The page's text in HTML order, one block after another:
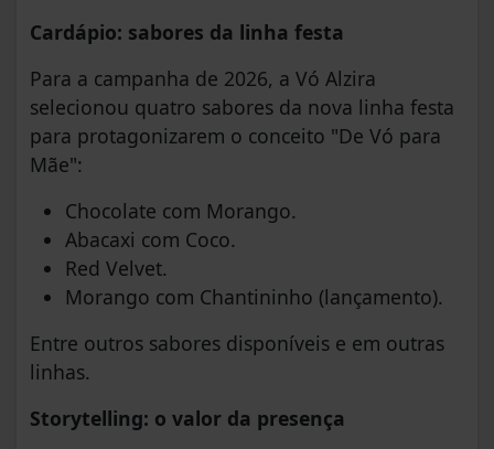
Cardápio: sabores da linha festa
Para a campanha de 2026, a Vó Alzira
selecionou quatro sabores da nova linha festa
para protagonizarem o conceito "De Vó para
Mãe":
Chocolate com Morango.
Abacaxi com Coco.
Red Velvet.
Morango com Chantininho (lançamento).
Entre outros sabores disponíveis e em outras
linhas.
Storytelling: o valor da presença